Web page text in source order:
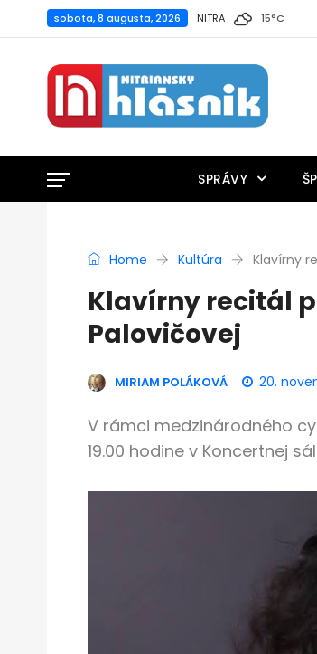
sobota, 8 augusta, 2026 NITRA 15°C
SPRÁVY
Home Kultúra Klavírny
Klavírny recitál
Palovičovej
MIRIAM POLÁKOVÁ 20.
V rámci medzinárodného
19.00 hodine v Koncertnej